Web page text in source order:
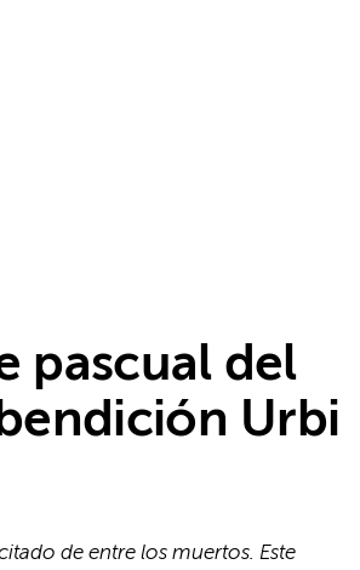
pascual del
Urbi
de entre los muertos. Este